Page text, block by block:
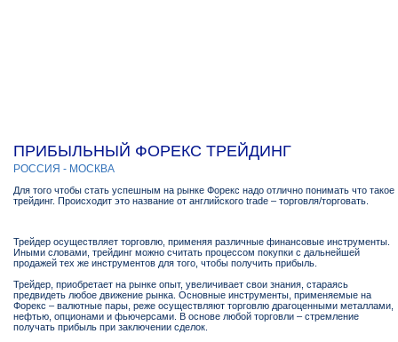
ПРИБЫЛЬНЫЙ ФОРЕКС ТРЕЙДИНГ
РОССИЯ - МОСКВА
Для того чтобы стать успешным на рынке Форекс надо отлично понимать что такое
трейдинг. Происходит это название от английского trade – торговля/торговать.
Трейдер осуществляет торговлю, применяя различные финансовые инструменты.
Иными словами, трейдинг можно считать процессом покупки с дальнейшей
продажей тех же инструментов для того, чтобы получить прибыль.
Трейдер, приобретает на рынке опыт, увеличивает свои знания, стараясь
предвидеть любое движение рынка. Основные инструменты, применяемые на
Форекс – валютные пары, реже осуществляют торговлю драгоценными металлами,
нефтью, опционами и фьючерсами. В основе любой торговли – стремление
получать прибыль при заключении сделок.